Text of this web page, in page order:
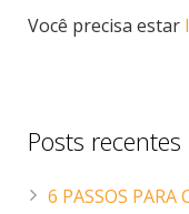
Você precisa estar
Posts recentes
6 PASSOS PARA